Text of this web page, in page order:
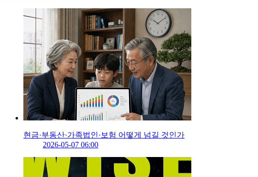
현금·부동산·가족법인·보험 어떻게 넘길 것인가
2026-05-07 06:00